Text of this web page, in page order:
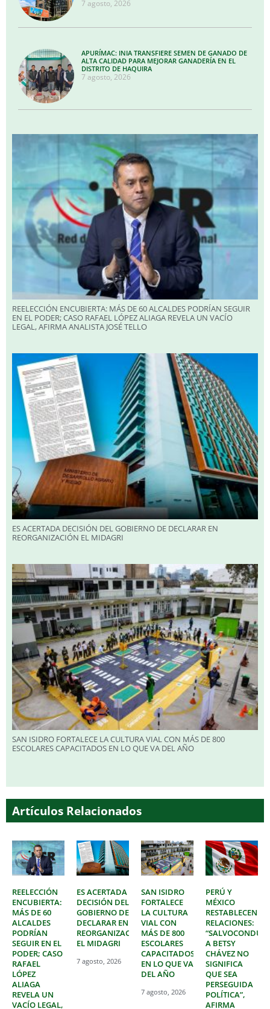
7 agosto, 2026
APURÍMAC: INIA TRANSFIERE SEMEN DE GANADO DE
ALTA CALIDAD PARA MEJORAR GANADERÍA EN EL
DISTRITO DE HAQUIRA
7 agosto, 2026
REELECCIÓN ENCUBIERTA: MÁS DE 60 ALCALDES PODRÍAN SEGUIR
EN EL PODER; CASO RAFAEL LÓPEZ ALIAGA REVELA UN VACÍO
LEGAL, AFIRMA ANALISTA JOSÉ TELLO
ES ACERTADA DECISIÓN DEL GOBIERNO DE DECLARAR EN
REORGANIZACIÓN EL MIDAGRI
SAN ISIDRO FORTALECE LA CULTURA VIAL CON MÁS DE 800
ESCOLARES CAPACITADOS EN LO QUE VA DEL AÑO
Artículos Relacionados
REELECCIÓN
ENCUBIERTA:
MÁS DE 60
ALCALDES
PODRÍAN
SEGUIR EN EL
PODER; CASO
RAFAEL
LÓPEZ
ALIAGA
REVELA UN
VACÍO LEGAL,
ES ACERTADA
DECISIÓN DEL
GOBIERNO DE
DECLARAR EN
REORGANIZACIÓN
EL MIDAGRI
7 agosto, 2026
SAN ISIDRO
FORTALECE
LA CULTURA
VIAL CON
MÁS DE 800
ESCOLARES
CAPACITADOS
EN LO QUE VA
DEL AÑO
7 agosto, 2026
PERÚ Y
MÉXICO
RESTABLECEN
RELACIONES:
A BETSY
CHÁVEZ NO
SIGNIFICA
QUE SEA
PERSEGUIDA
POLÍTICA”,
AFIRMA